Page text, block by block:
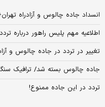
انسداد جاده چالوس و آزادراه
اطلاعیه مهم پلیس راهور درباره
تغییر در تردد در جاده چالوس و
جاده چالوس بسته شد/ ترافیک
تردد در این جاده ممنوع!